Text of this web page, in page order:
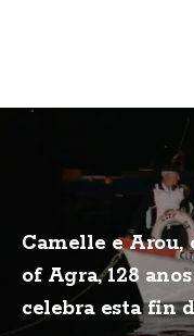
Camelle e Arou,
of Agra, 128
celebra esta fin